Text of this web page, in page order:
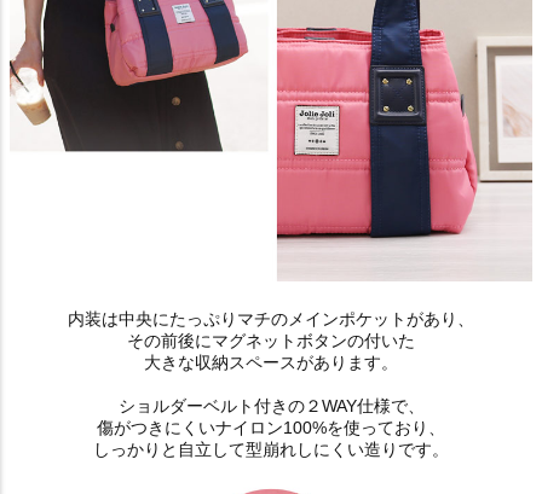
内装は中央にたっぷりマチのメインポケットがあり、
その前後にマグネットボタンの付いた
大きな収納スペースがあります。
ショルダーベルト付きの２WAY仕様で、
傷がつきにくいナイロン100%を使っており、
しっかりと自立して型崩れしにくい造りです。